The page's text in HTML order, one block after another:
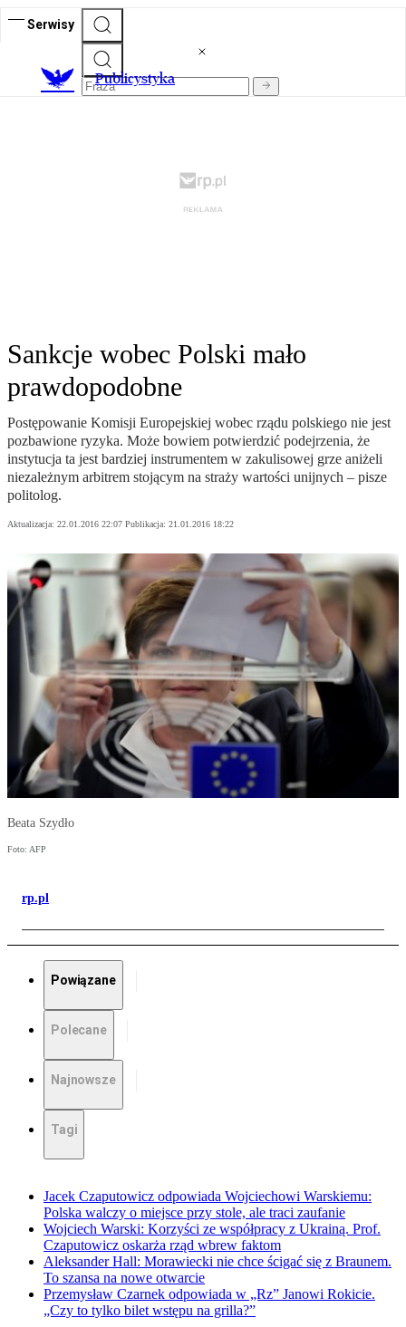
Serwisy
Publicystyka
Sankcje wobec Polski mało
prawdopodobne
Postępowanie Komisji Europejskiej wobec rządu polskiego nie jest
pozbawione ryzyka. Może bowiem potwierdzić podejrzenia, że
instytucja ta jest bardziej instrumentem w zakulisowej grze aniżeli
niezależnym arbitrem stojącym na straży wartości unijnych – pisze
politolog.
Aktualizacja: 22.01.2016 22:07 Publikacja: 21.01.2016 18:22
Beata Szydło
Foto: AFP
rp.pl
Powiązane
Polecane
Najnowsze
Tagi
Jacek Czaputowicz odpowiada Wojciechowi Warskiemu:
Polska walczy o miejsce przy stole, ale traci zaufanie
Wojciech Warski: Korzyści ze współpracy z Ukrainą. Prof.
Czaputowicz oskarża rząd wbrew faktom
Aleksander Hall: Morawiecki nie chce ścigać się z Braunem.
To szansa na nowe otwarcie
Przemysław Czarnek odpowiada w „Rz” Janowi Rokicie.
„Czy to tylko bilet wstępu na grilla?”